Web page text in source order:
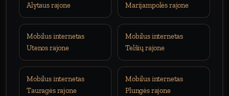
Alytaus rajone
Marijampolės rajone
Mobilus internetas
Utenos rajone
Mobilus internetas
Telšių rajone
Mobilus internetas
Tauragės rajone
Mobilus internetas
Plungės rajone